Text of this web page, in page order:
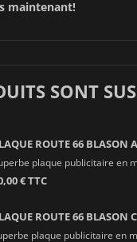
maintenant!
SONT
ROUTE 66 BLASON
plaque publicitaire en
€ TTC
ROUTE 66 BLASON
plaque publicitaire en